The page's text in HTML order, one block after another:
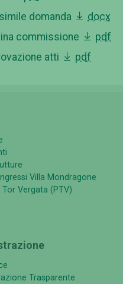
domanda
docx
commissione
pdf
atti
pdf
Villa Mondragone
Vergata (PTV)
Trasparente